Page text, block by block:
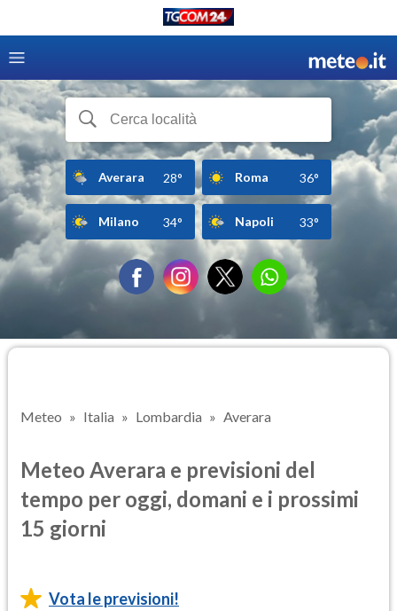
Averara 28° Roma 36°
Milano 34° Napoli 33°
Meteo Italia Lombardia Averara
Meteo Averara e previsioni del
tempo per oggi, domani e i prossimi
15 giorni
Vota le previsioni!